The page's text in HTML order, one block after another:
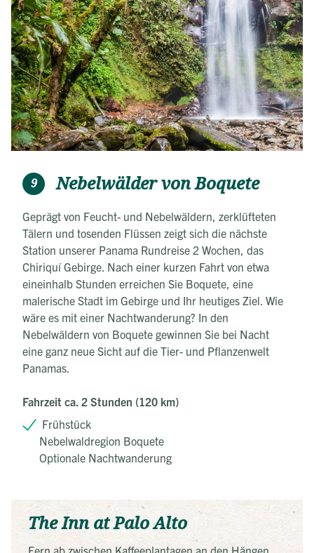
9 Nebelwälder von Boquete
Geprägt von Feucht- und Nebelwäldern, zerklüfteten
Tälern und tosenden Flüssen zeigt sich die nächste
Station unserer Panama Rundreise 2 Wochen, das
Chiriquí Gebirge. Nach einer kurzen Fahrt von etwa
eineinhalb Stunden erreichen Sie Boquete, eine
malerische Stadt im Gebirge und Ihr heutiges Ziel. Wie
wäre es mit einer Nachtwanderung? In den
Nebelwäldern von Boquete gewinnen Sie bei Nacht
eine ganz neue Sicht auf die Tier- und Pflanzenwelt
Panamas.
Fahrzeit ca. 2 Stunden (120 km)
Frühstück
Nebelwaldregion Boquete
Optionale Nachtwanderung
The Inn at Palo Alto